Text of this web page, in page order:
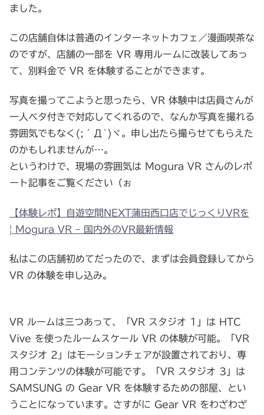
ました。
この店舗自体は普通のインターネットカフェ／漫画喫茶な
のですが、店舗の一部を VR 専用ルームに改装してあっ
て、別料金で VR を体験することができます。
写真を撮ってこようと思ったら、VR 体験中は店員さんが
一人ベタ付きで対応してくれるので、なんか写真を撮れる
雰囲気でもなく(;´Д`)ヾ。申し出たら撮らせてもらえた
のかもしれませんが…。
というわけで、現場の雰囲気は Mogura VR さんのレポ
ート記事をご覧ください（ぉ
【体験レポ】自遊空間NEXT蒲田西口店でじっくりVRを
| Mogura VR – 国内外のVR最新情報
私はこの店舗初めてだったので、まずは会員登録してから
VR の体験を申し込み。
VR ルームは三つあって、「VR スタジオ 1」は HTC
Vive を使ったルームスケール VR の体験が可能。「VR
スタジオ 2」はモーションチェアが設置されており、専
用コンテンツの体験が可能です。「VR スタジオ 3」は
SAMSUNG の Gear VR を体験するための部屋、とい
うことになっています。さすがに Gear VR をわざわざ